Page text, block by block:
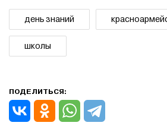
день знаний
школы
ПОДЕЛИТЬСЯ: